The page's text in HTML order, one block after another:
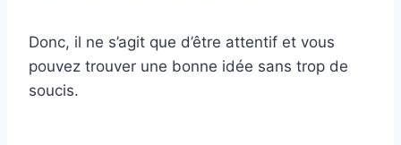
Donc, il ne s’agit que d’être attentif et vous
pouvez trouver une bonne idée sans trop de
soucis.